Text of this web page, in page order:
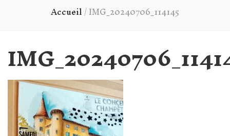
Accueil/IMG_20240706_114145